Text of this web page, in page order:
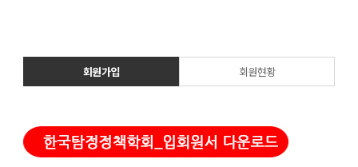
회원가입 회원현황